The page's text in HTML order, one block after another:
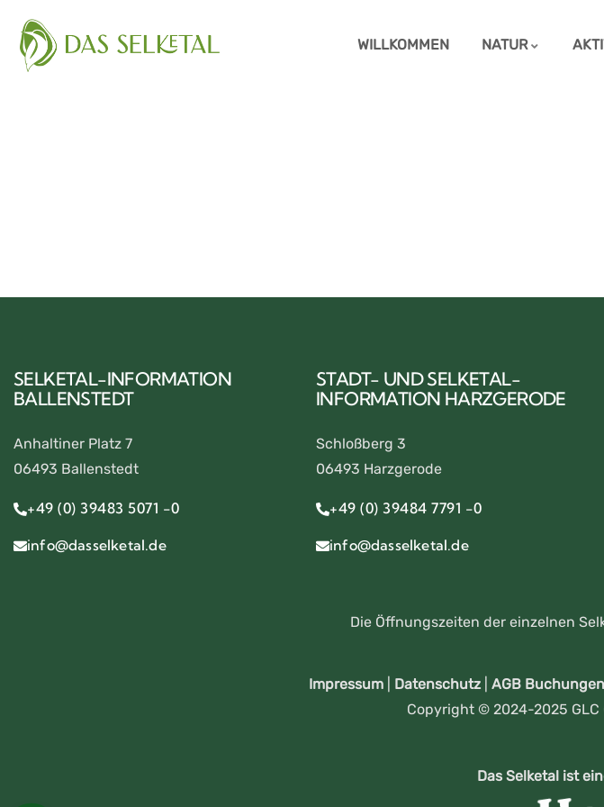
WILLKOMMEN NATUR
SELKETAL-INFORMATION
BALLENSTEDT
Anhaltiner Platz 7
06493 Ballenstedt
+49 (0) 39483 5071 -0
info@dasselketal.de
STADT- UND SELKETAL-
INFORMATION HARZGERODE
Schloßberg 3
06493 Harzgerode
+49 (0) 39484 7791 -0
info@dasselketal.de
Die Öffnungszeiten der einzelnen
Impressum| Datenschutz| AGB Buchungen
Copyright © 2024-2025
Das Selketal ist